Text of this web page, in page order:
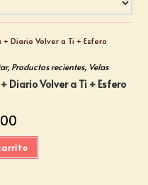
, Productos recientes, Velas
Diario Volver a Ti + Esfero